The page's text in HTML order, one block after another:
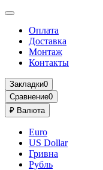
Оплата
Доставка
Монтаж
Контакты
Закладки0
Сравнение0
₽ Валюта
Euro
US Dollar
Гривна
Рубль